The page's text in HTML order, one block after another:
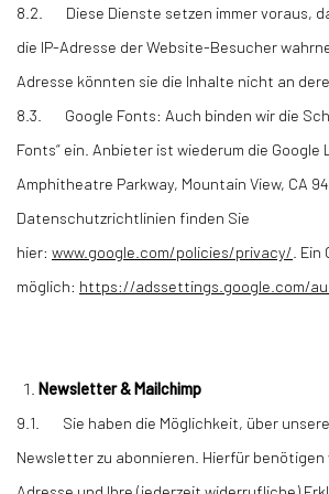
8.2. Diese Dienste setzen immer voraus,
die IP-Adresse der Website-Besucher
Adresse könnten sie die Inhalte nicht an
8.3. Google Fonts: Auch binden wir die
Fonts“ ein. Anbieter ist wiederum die Google
Amphitheatre Parkway, Mountain View, CA
Datenschutzrichtlinien finden Sie
hier: www.google.com/policies/privacy/ .
möglich: https://adssettings.google.com/
Newsletter & Mailchimp
9.1. Sie haben die Möglichkeit, über
Newsletter zu abonnieren. Hierfür benötigen